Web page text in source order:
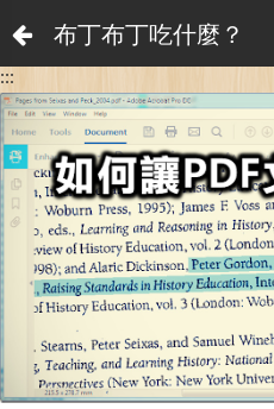
布丁布丁吃什麼？
:::